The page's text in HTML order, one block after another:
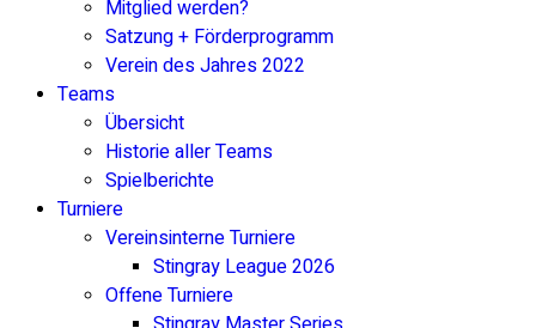
Mitglied werden?
Satzung + Förderprogramm
Verein des Jahres 2022
Teams
Übersicht
Historie aller Teams
Spielberichte
Turniere
Vereinsinterne Turniere
Stingray League 2026
Offene Turniere